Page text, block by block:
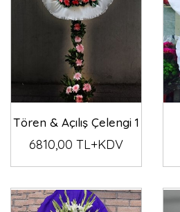
Tören & Açılış Çelengi 1
6810,00 TL+KDV